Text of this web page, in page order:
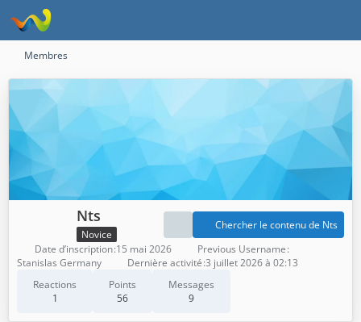
Membres
Nts
Novice
Reactions
1
Points
56
Messages
9
Chercher le contenu de Nts
Date d’inscription 15 mai 2026
Previous Username
Stanislas Germany
Dernière activité 3 juillet 2026 à 02:13